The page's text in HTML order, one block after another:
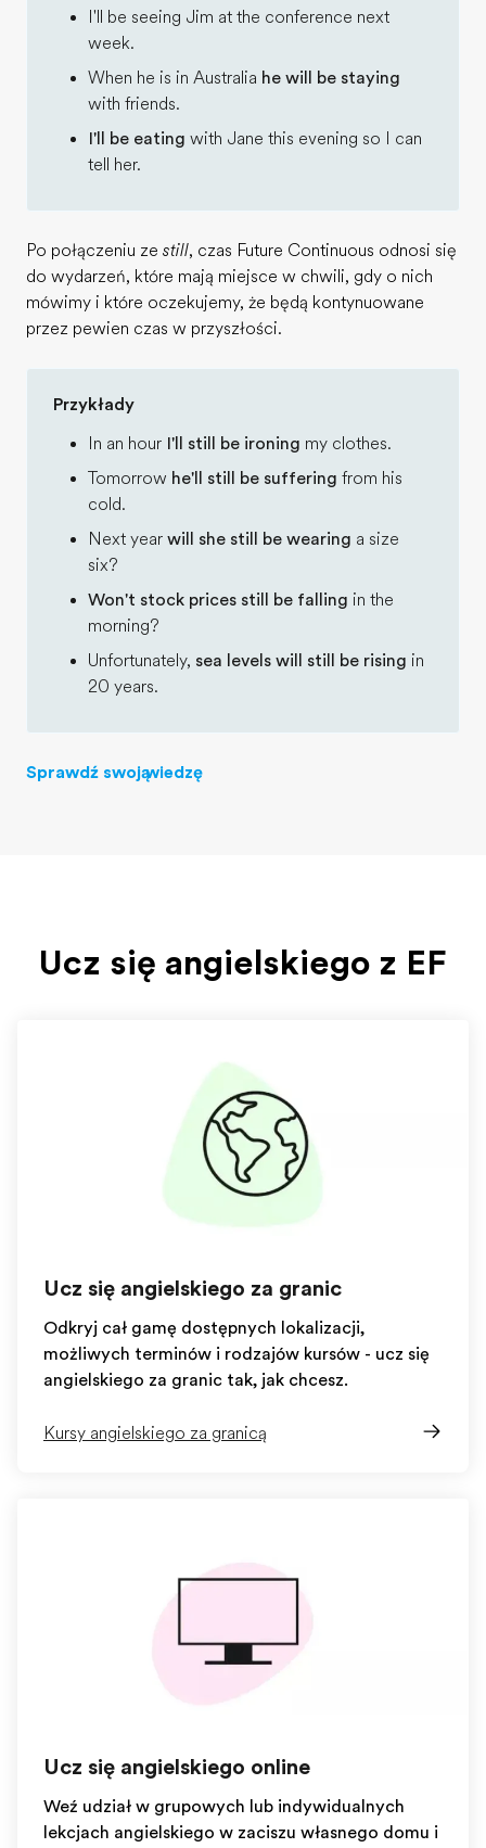
I'll be seeing Jim at the conference next
week.
When he is in Australia he will be staying
with friends.
I'll be eating with Jane this evening so I can
tell her.
Po połączeniu ze still, czas Future Continuous odnosi się
do wydarzeń, które mają miejsce w chwili, gdy o nich
mówimy i które oczekujemy, że będą kontynuowane
przez pewien czas w przyszłości.
Przykłady
In an hour I'll still be ironing my clothes.
Tomorrow he'll still be suffering from his
cold.
Next year will she still be wearing a size
six?
Won't stock prices still be falling in the
morning?
Unfortunately, sea levels will still be rising in
20 years.
Sprawdź swoją wiedzę
Ucz się angielskiego z EF
Ucz się angielskiego za granicą
Odkryj całą gamę dostępnych lokalizacji,
możliwych terminów i rodzajów kursów - ucz się
angielskiego za granicą tak, jak chcesz.
Kursy angielskiego za granicą
Ucz się angielskiego online
Weź udział w grupowych lub indywidualnych
lekcjach angielskiego w zaciszu własnego domu i